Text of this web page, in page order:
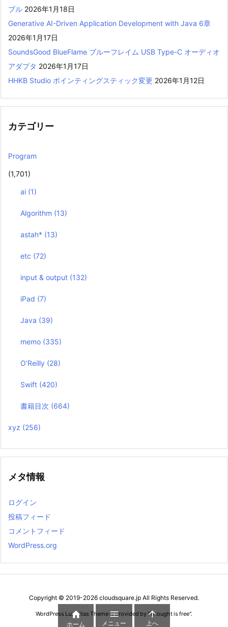
ブル 2026年1月18日
Generative AI-Driven Application Development with Java 6章
2026年1月17日
SoundsGood BlueFlame ブルーフレイム USB Type-C オーディオ
アダプタ 2026年1月17日
HHKB Studio ポインティングスティック変更 2026年1月12日
カテゴリー
Program
(1,701)
ai (1)
Algorithm (13)
astah* (13)
etc (72)
input & output (132)
iPad (7)
Java (39)
memo (335)
O’Reilly (28)
Swift (420)
書籍目次 (664)
xyz (256)
メタ情報
ログイン
投稿フィード
コメントフィード
WordPress.org
Copyright © 2019-2026 cloudsquare.jp All Rights Reserved.
WordPress Luxeritas Theme is provided by "Thought is free".

ホーム

メニュー

上へ